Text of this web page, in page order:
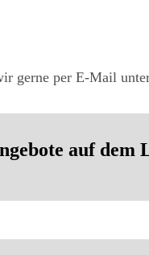
gerne per E-Mail
auf